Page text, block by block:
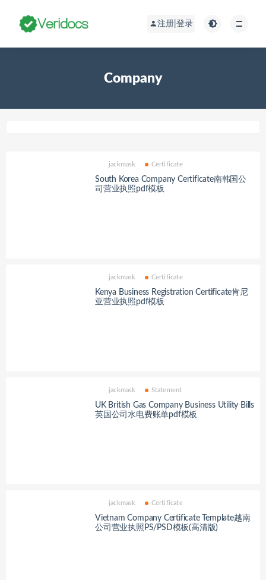
注册|登录
Company
jackmask Certificate
South Korea Company Certificate南韩国公
司营业执照pdf模板
jackmask Certificate
Kenya Business Registration Certificate肯尼
亚营业执照pdf模板
jackmask Statement
UK British Gas Company Business Utility Bills
英国公司水电费账单pdf模板
jackmask Certificate
Vietnam Company Certificate Template越南
公司营业执照PS/PSD模板(高清版)